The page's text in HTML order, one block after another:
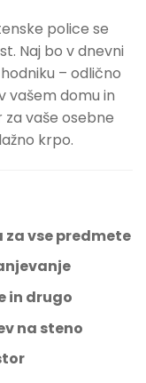
police se
Naj bo v dnevni
– odlično
vašem domu in
vaše osebne
krpo.
vse predmete
in drugo
na steno